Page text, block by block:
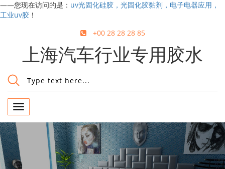
——您现在访问的是： uv光固化硅胶，光固化胶黏剂，电子电器应用，
工业uv胶 ！
+00 28 28 28 85
上海汽车行业专用胶水
Toggle
navigation